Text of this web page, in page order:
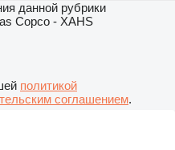
данной рубрики
Copco - XAHS
политикой
соглашением.